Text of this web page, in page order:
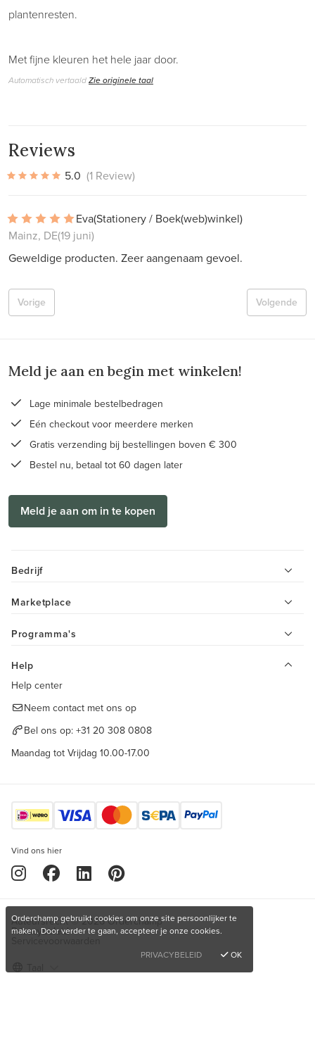
plantenresten.
Met fijne kleuren het hele jaar door.
Automatisch vertaaldZie originele taal
Reviews
5.0 (1 Review)
Eva(Stationery / Boek(web)winkel)
Mainz, DE(19 juni)
Geweldige producten. Zeer aangenaam gevoel.
Volgende
Vorige
Meld je aan en begin met winkelen!
Lage minimale bestelbedragen
Eén checkout voor meerdere merken
Gratis verzending bij bestellingen boven € 300
Bestel nu, betaal tot 60 dagen later
Meld je aan om in te kopen
Bedrijf
Marketplace
Programma's
Help
Help center
Neem contact met ons op
Bel ons op: +31 20 308 0808
Maandag tot Vrijdag 10.00-17.00
Vind ons hier
Auteursrecht © 2026 Orderchamp
Privacybeleid
Servicevoorwaarden
Orderchamp gebruikt cookies om onze site persoonlijker te
maken. Door verder te gaan, accepteer je onze cookies.
PRIVACYBELEID
OK